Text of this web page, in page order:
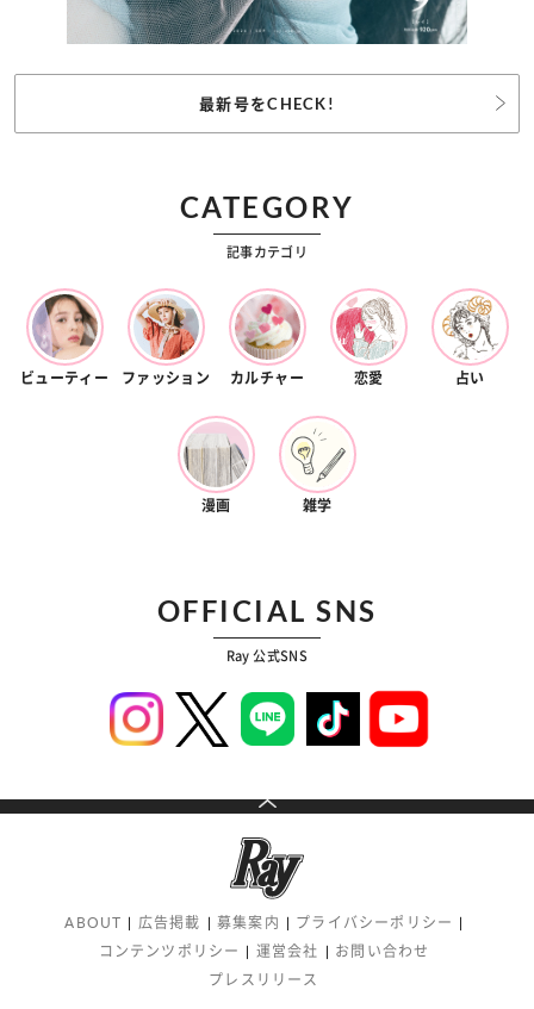
最新号をCHECK!
CATEGORY
記事カテゴリ
ビューティー ファッション カルチャー 恋愛 占い
漫画 雑学
OFFICIAL SNS
Ray 公式SNS
ABOUT 広告掲載 募集案内
プライバシーポリシー
コンテンツポリシー
運営会社
お問い合わせ
プレスリリース